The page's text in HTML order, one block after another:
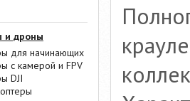
и дроны
для начинающих
с камерой и FPV
DJI